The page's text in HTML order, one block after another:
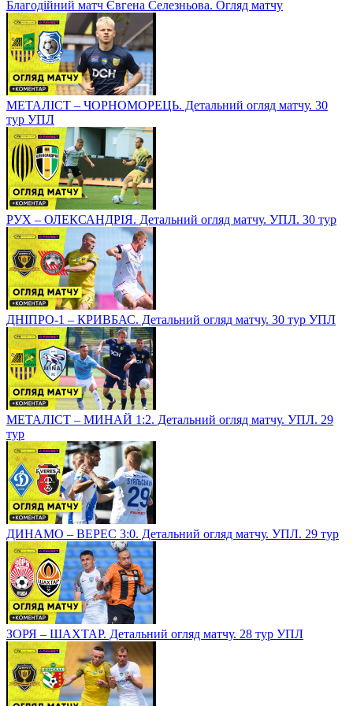
Благодійний матч Євгена Селезньова. Огляд матчу
МЕТАЛІСТ – ЧОРНОМОРЕЦЬ. Детальний огляд матчу. 30
тур УПЛ
РУХ – ОЛЕКСАНДРІЯ. Детальний огляд матчу. УПЛ. 30 тур
ДНІПРО-1 – КРИВБАС. Детальний огляд матчу. 30 тур УПЛ
МЕТАЛІСТ – МИНАЙ 1:2. Детальний огляд матчу. УПЛ. 29
тур
ДИНАМО – ВЕРЕС 3:0. Детальний огляд матчу. УПЛ. 29 тур
ЗОРЯ – ШАХТАР. Детальний огляд матчу. 28 тур УПЛ